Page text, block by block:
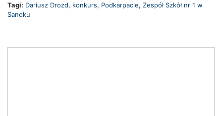
Tagi: Dariusz Drozd, konkurs, Podkarpacie, Zespół Szkół nr 1 w
Sanoku